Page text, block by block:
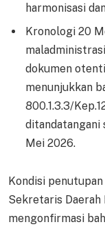
harmonisasi
Kronologi 20
dokumen
menunjukkan
800.1.3.3/
ditandatangani
Mei 2026.
Kondisi
Sekretaris Daerah
mengonfirmasi